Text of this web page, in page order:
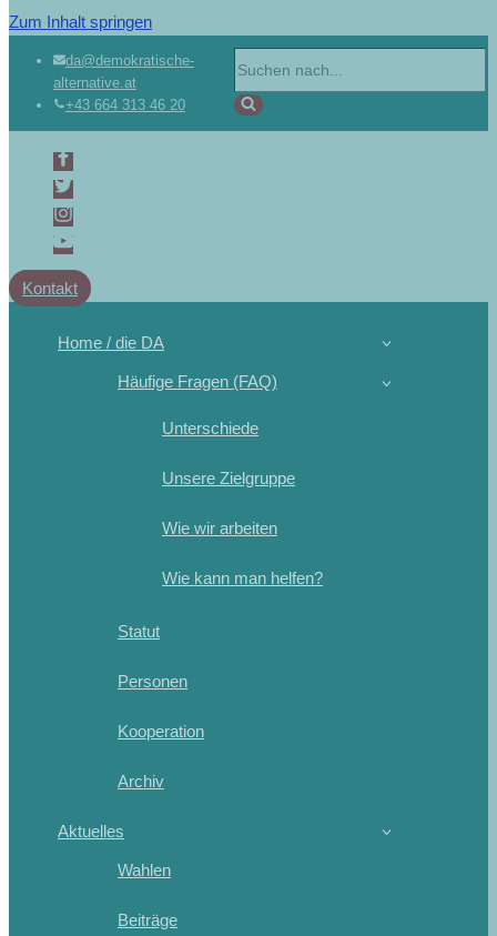
Zum Inhalt springen
da@demokratische-
alternative.at
+43 664 313 46 20
Kontakt
Home / die DA
Häufige Fragen (FAQ)
Unterschiede
Unsere Zielgruppe
Wie wir arbeiten
Wie kann man helfen?
Statut
Personen
Kooperation
Archiv
Aktuelles
Wahlen
Beiträge